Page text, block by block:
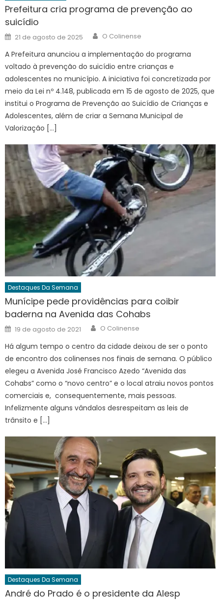
Prefeitura cria programa de prevenção ao
suicídio
Posted
on
21 de agosto de 2025 Author
O Colinense
A Prefeitura anunciou a implementação do programa
voltado à prevenção do suicídio entre crianças e
adolescentes no município. A iniciativa foi concretizada por
meio da Lei nº 4.148, publicada em 15 de agosto de 2025, que
institui o Programa de Prevenção ao Suicídio de Crianças e
Adolescentes, além de criar a Semana Municipal de
Valorização […]
Destaques Da Semana
Munícipe pede providências para coibir
baderna na Avenida das Cohabs
Posted
on
19 de agosto de 2021 Author
O Colinense
Há algum tempo o centro da cidade deixou de ser o ponto
de encontro dos colinenses nos finais de semana. O público
elegeu a Avenida José Francisco Azedo “Avenida das
Cohabs” como o “novo centro” e o local atraiu novos pontos
comerciais e, consequentemente, mais pessoas.
Infelizmente alguns vândalos desrespeitam as leis de
trânsito e […]
Destaques Da Semana
André do Prado é o presidente da Alesp